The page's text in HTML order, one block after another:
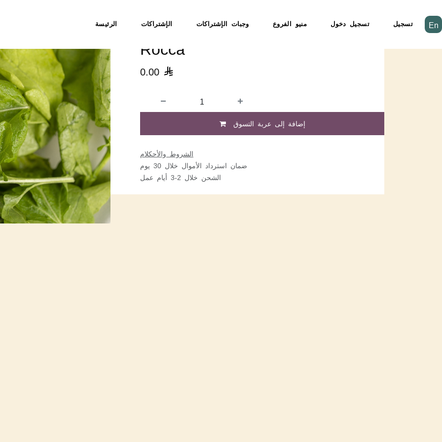
الرئيسة الإشتراكات وجبات الإشتراكات منيو الفروع تسجيل دخول تسجيل En
Rocca
0.00 
إضافة إلى عربة التسوق
الشروط والأحكلام
ضمان استرداد الأموال خلال 30 يوم
الشحن خلال 2-3 أيام عمل